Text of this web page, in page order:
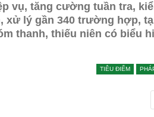
vụ, tăng cường tuần tra,
xử lý gần 340 trường hợp,
thanh, thiếu niên có biểu
TIÊU ĐIỂM
các vụ tiêu cực
khai
Trang chủ ->
thuế cao với
cơ…